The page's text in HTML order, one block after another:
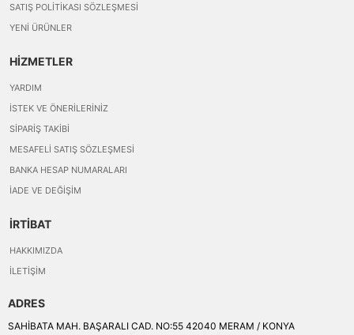
SATIŞ POLITIKASI SÖZLEŞMESI
YENI ÜRÜNLER
HİZMETLER
YARDIM
İSTEK VE ÖNERILERINIZ
SIPARIŞ TAKIBI
MESAFELI SATIŞ SÖZLEŞMESI
BANKA HESAP NUMARALARI
İADE VE DEĞIŞIM
İRTİBAT
HAKKIMIZDA
İLETIŞIM
ADRES
SAHİBATA MAH. BAŞARALI CAD. NO:55 42040 MERAM / KONYA